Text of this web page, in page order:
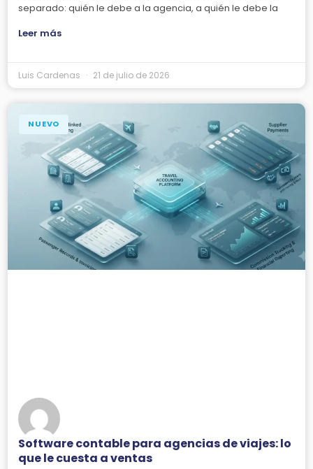
separado: quién le debe a la agencia, a quién le debe la
Leer más
Luis Cardenas 21 de julio de 2026
NUEVO
Software contable para agencias de viajes: lo
que le cuesta a ventas